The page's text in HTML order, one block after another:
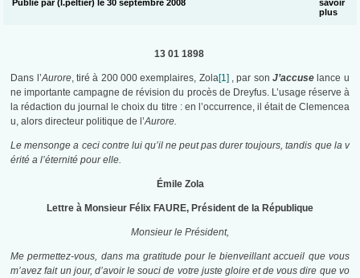
Publié par (l.peltier) le 30 septembre 2008
savoir
plus
13 01 1898
Dans l’Aurore, tiré à 200 000 exemplaires, Zola[1] , par sonJ’accuse lance u
ne importante campagne de révision du procès de Dreyfus. L’usage réserve à
la rédaction du journal le choix du titre : en l’occurrence, il était de Clemencea
u, alors directeur politique de l’Aurore.
Le mensonge a ceci contre lui qu’il ne peut pas durer toujours, tandis que la v
érité a l’éternité pour elle.
Émile Zola
Lettre à Monsieur Félix FAURE, Président de la République
Monsieur le Président,
Me permettez-vous, dans ma gratitude pour le bienveillant accueil que vous
m’avez fait un jour, d’avoir le souci de votre juste gloire et de vous dire que vo